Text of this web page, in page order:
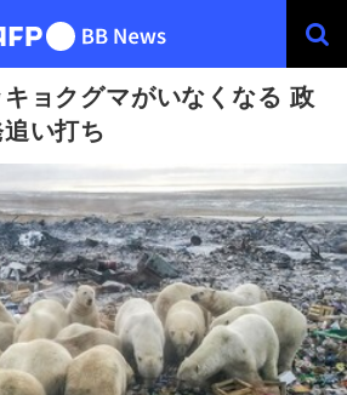
ョクグマがいなくなる 政
い打ち